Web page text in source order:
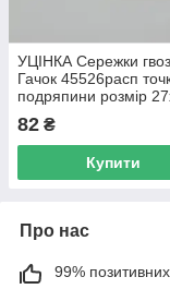
УЦІНКА Сережки
Гачок 45526расп
подряпини розмір
18К
82 ₴
Купити
Про нас
99% позитивних